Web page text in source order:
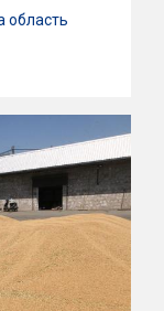
область